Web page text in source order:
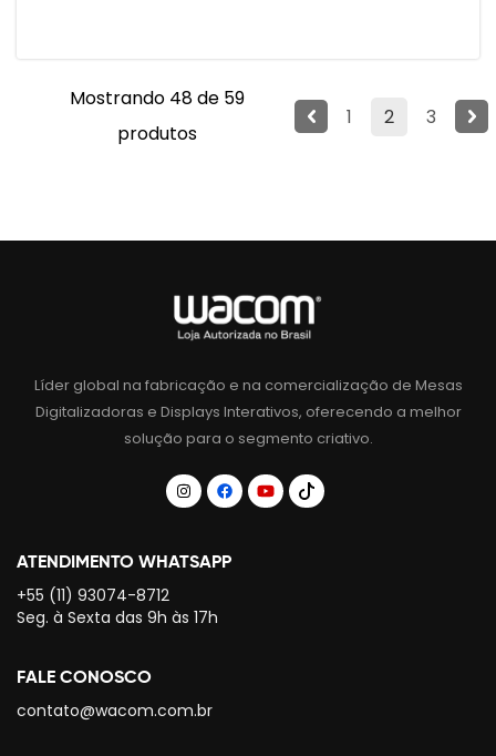
1 2 3
Mostrando 48 de 59
produtos
Líder global na fabricação e na comercialização de Mesas
Digitalizadoras e Displays Interativos, oferecendo a melhor
solução para o segmento criativo.
ATENDIMENTO WHATSAPP
+55 (11) 93074-8712
Seg. à Sexta das 9h às 17h
FALE CONOSCO
contato@wacom.com.br